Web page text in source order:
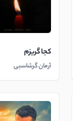
کجا گریزم
آرمان گرشاسبی